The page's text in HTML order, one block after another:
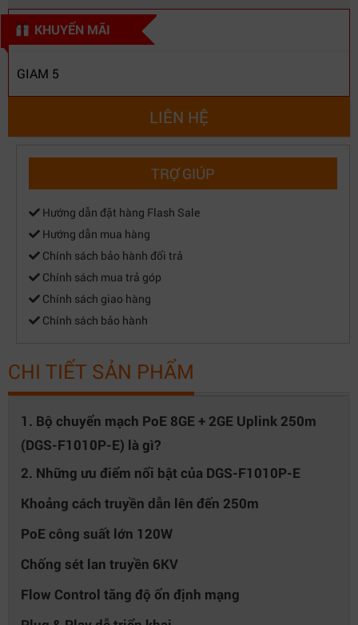
KHUYẾN MÃI
GIAM 5
LIÊN HỆ
TRỢ GIÚP
Hướng dẫn đặt hàng Flash Sale
Hướng dẫn mua hàng
Chính sách bảo hành đổi trả
Chính sách mua trả góp
Chính sách giao hàng
Chính sách bảo hành
CHI TIẾT SẢN PHẨM
1. Bộ chuyển mạch PoE 8GE + 2GE Uplink 250m
(DGS-F1010P-E) là gì?
2. Những ưu điểm nổi bật của DGS-F1010P-E
Khoảng cách truyền dẫn lên đến 250m
PoE công suất lớn 120W
Chống sét lan truyền 6KV
Flow Control tăng độ ổn định mạng